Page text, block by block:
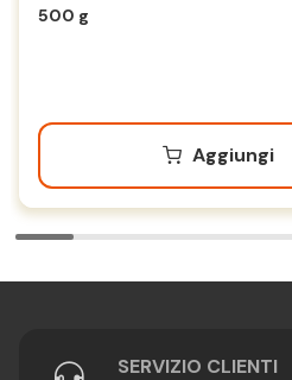
500 g
Aggiungi
SERVIZIO CLIENTI